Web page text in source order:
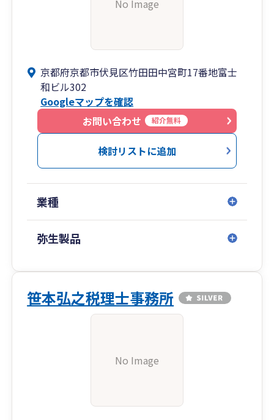
No Image
京都府京都市伏見区竹田田中宮町17番地富士
和ビル302
Googleマップを確認
お問い合わせ
紹介無料
検討リストに追加
業種
弥生製品
笹本弘之税理士事務所
No Image